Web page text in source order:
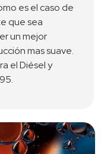
es el caso de
que sea
un mejor
mas suave.
el Diésel y